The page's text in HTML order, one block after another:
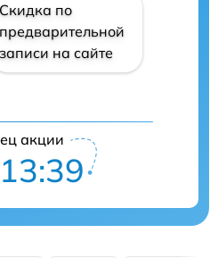
Скидка по
предварительной
записи на сайте
акции